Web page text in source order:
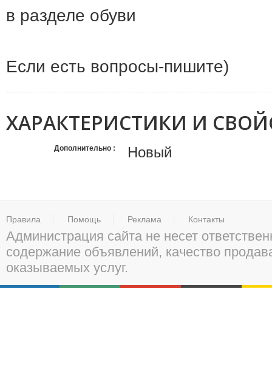
в разделе обуви
Если есть вопросы-пишите)
ХАРАКТЕРИСТИКИ И
Дополнительно Новый
Правила Помощь Реклама Контакты
Администрация сайта не несет
содержание объявлений, качество
оказываемых услуг.